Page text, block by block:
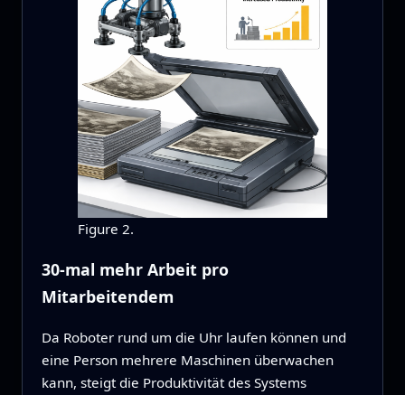
Figure 2.
30‑mal mehr Arbeit pro
Mitarbeitendem
Da Roboter rund um die Uhr laufen können und
eine Person mehrere Maschinen überwachen
kann, steigt die Produktivität des Systems